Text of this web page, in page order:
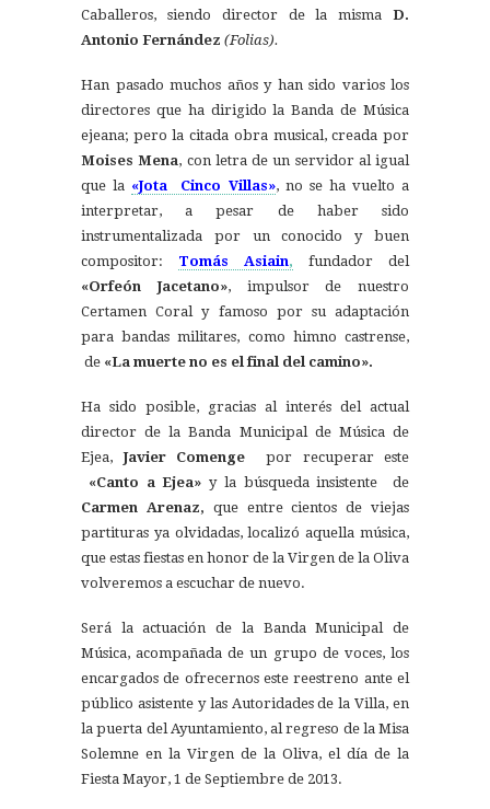
Caballeros, siendo director de la misma D.
Antonio Fernández (Folias).
Han pasado muchos años y han sido varios los
directores que ha dirigido la Banda de Música
ejeana; pero la citada obra musical, creada por
Moises Mena, con letra de un servidor al igual
que la «Jota Cinco Villas», no se ha vuelto a
interpretar, a pesar de haber sido
instrumentalizada por un conocido y buen
compositor: Tomás Asiain, fundador del
«Orfeón Jacetano», impulsor de nuestro
Certamen Coral y famoso por su adaptación
para bandas militares, como himno castrense,
de «La muerte no es el final del camino».
Ha sido posible, gracias al interés del actual
director de la Banda Municipal de Música de
Ejea,Javier Comenge por recuperar este
«Canto a Ejea» y la búsqueda insistente de
Carmen Arenaz, que entre cientos de viejas
partituras ya olvidadas, localizó aquella música,
que estas fiestas en honor de la Virgen de la Oliva
volveremos a escuchar de nuevo.
Será la actuación de la Banda Municipal de
Música, acompañada de un grupo de voces, los
encargados de ofrecernos este reestreno ante el
público asistente y las Autoridades de la Villa, en
la puerta del Ayuntamiento, al regreso de la Misa
Solemne en la Virgen de la Oliva, el día de la
Fiesta Mayor, 1 de Septiembre de 2013.